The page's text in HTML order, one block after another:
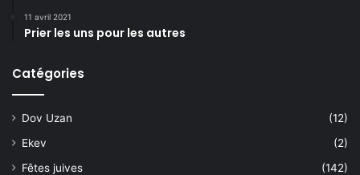
11 avril 2021
Prier les uns pour les autres
Catégories
Dov Uzan
(12)
Ekev
(2)
Fêtes juives
(142)